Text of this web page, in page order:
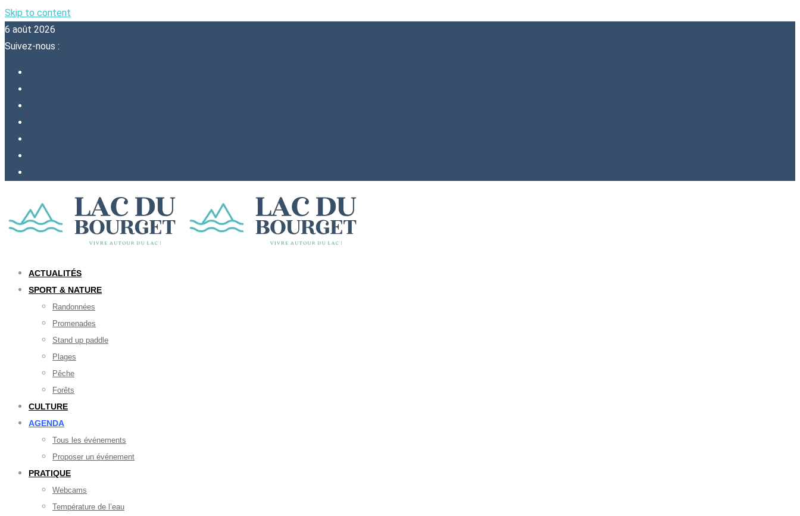
Skip to content
6 août 2026
Suivez-nous :
ACTUALITÉS
SPORT & NATURE
Randonnées
Promenades
Stand up paddle
Plages
Pêche
Forêts
CULTURE
AGENDA
Tous les événements
Proposer un événement
PRATIQUE
Webcams
Température de l’eau